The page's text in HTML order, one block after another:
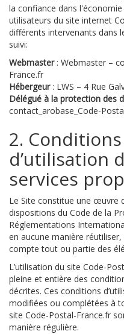
la confiance dans
utilisateurs du site internet
différents intervenants dans
suivi:
Webmaster: Webmaster –
France.fr
Hébergeur: LWS – 4 Rue
Délégué à la protection des
contact_arobase_Code-
2.
d’utilisation
services
Le Site constitue une œuvre
dispositions du Code de la
Réglementations
en aucune manière
compte tout ou partie des
L’utilisation du site Code-
pleine et entière des
décrites. Ces conditions
modifiées ou complétées à
site Code-Postal-France.fr
manière régulière.